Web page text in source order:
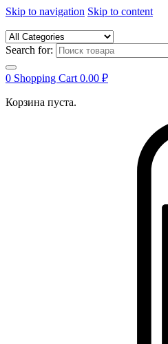
Skip to navigation Skip to content
Search for:
0 Shopping Cart 0.00 ₽
Корзина пуста.